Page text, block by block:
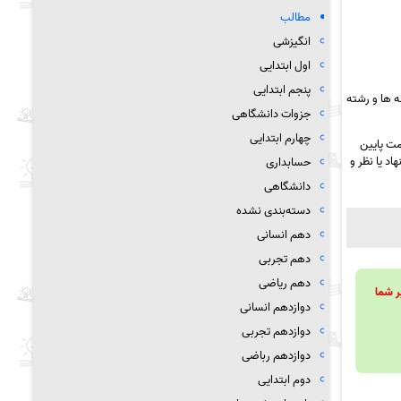
ها و رشته
پایین
یا نظر و
تا بر شما
مطالب
انگیزشی
اول ابتدایی
پنجم ابتدایی
جزوات دانشگاهی
چهارم ابتدایی
حسابداری
دانشگاهی
دسته‌بندی نشده
دهم انسانی
دهم تجربی
دهم ریاضی
دوازدهم انسانی
دوازدهم تجربی
دوازدهم رباضی
دوم ابتدایی